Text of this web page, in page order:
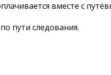
вместе с
пути следования.